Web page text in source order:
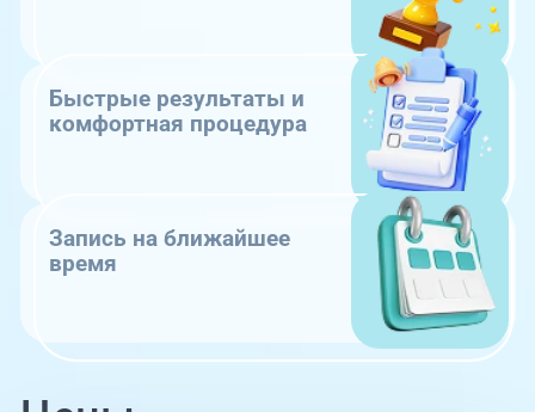
Быстрые результаты и
комфортная процедура
Запись на ближайшее
время